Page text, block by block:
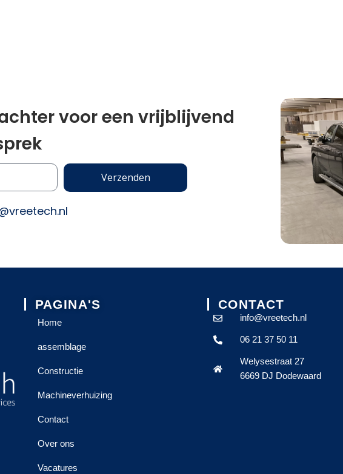
voor een vrijblijvend
Verzenden
PAGINA'S
Home
assemblage
Constructie
Machineverhuizing
Contact
Over ons
Vacatures
CONTACT
info@vreetech.nl
06 21 37 50 11
Welysestraat 27
6669 DJ Dodewaard